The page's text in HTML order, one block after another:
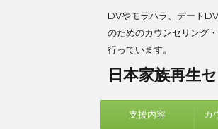
DVやモラハラ、デート
のためのカウンセリング
行っています。
日本家族再生
支援内容 カ